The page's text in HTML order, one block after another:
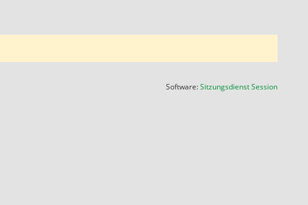
Software:SitzungsdienstSession(Wird in